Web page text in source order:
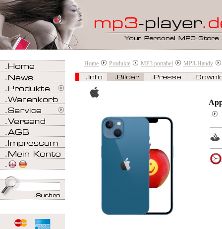
Home Produkte MP3 portabel MP3-Handy